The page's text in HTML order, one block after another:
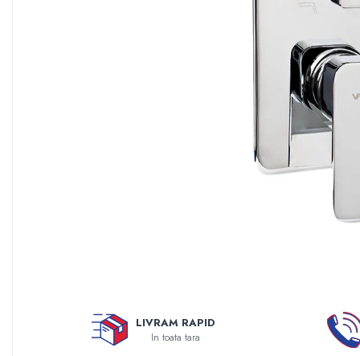
Echipamente HORECA
Filtre apa cu purjare
LIVRAM RAPID
In toata tara